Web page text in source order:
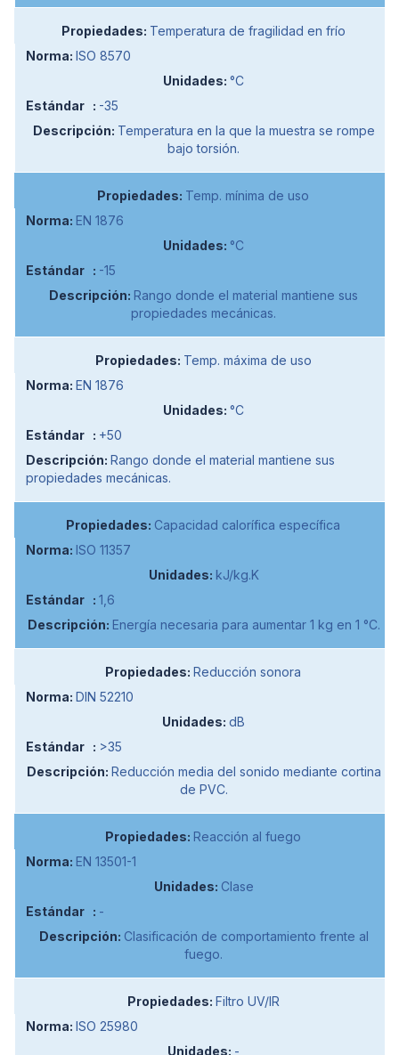
Temperatura de fragilidad en frío
ISO 8570
°C
-35
Temperatura en la que la muestra se rompe
bajo torsión.
Temp. mínima de uso
EN 1876
°C
-15
Rango donde el material mantiene sus
propiedades mecánicas.
Temp. máxima de uso
EN 1876
°C
+50
Rango donde el material mantiene sus
propiedades mecánicas.
Capacidad calorífica específica
ISO 11357
kJ/kg.K
1,6
Energía necesaria para aumentar 1 kg en 1 °C.
Reducción sonora
DIN 52210
dB
>35
Reducción media del sonido mediante cortina
de PVC.
Reacción al fuego
EN 13501-1
Clase
-
Clasificación de comportamiento frente al
fuego.
Filtro UV/IR
ISO 25980
-